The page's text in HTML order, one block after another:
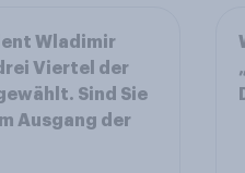
Wladimir
Viertel der
Sind Sie
Ausgang der